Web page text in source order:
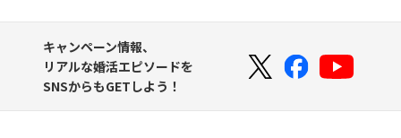
キャンペーン情報、
リアルな婚活エピソードを
SNSからもGETしよう！